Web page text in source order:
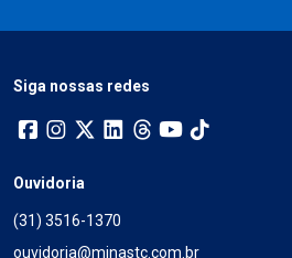
Siga nossas redes
Ouvidoria
(31) 3516-1370
ouvidoria@minastc.com.br